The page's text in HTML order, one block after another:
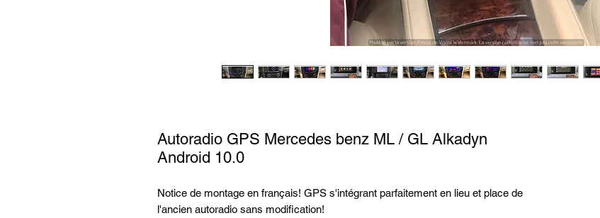
Autoradio GPS Mercedes benz ML / GL Alkadyn
Android 10.0
Notice de montage en français! GPS s'intégrant parfaitement en lieu et place de
l'ancien autoradio sans modification!